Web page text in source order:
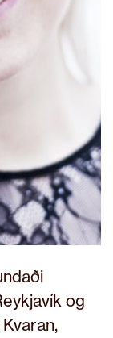
og